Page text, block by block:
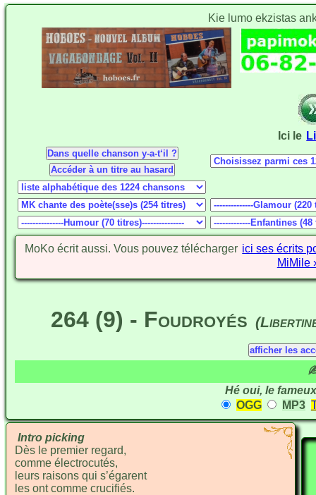
Kie lumo ekzistas
Ici le
MoKo écrit aussi. Vous pouvez télécharger ici ses écrits
MiMile
264 (9) - Foudroyés
Hé oui, le
OGG
MP3
Intro picking
Dès le premier regard,
comme électrocutés,
leurs raisons qui s’égarent
les ont comme crucifiés.